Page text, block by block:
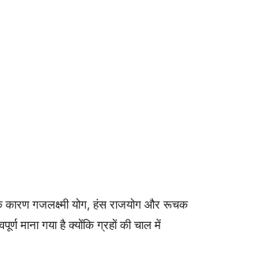
के कारण गजलक्ष्मी योग, हंस राजयोग और रूचक
माना गया है क्योंकि ग्रहों की चाल में